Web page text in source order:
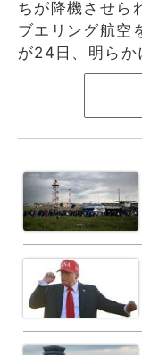
ちが降機させら
ブエリング航空
が24日、明らか